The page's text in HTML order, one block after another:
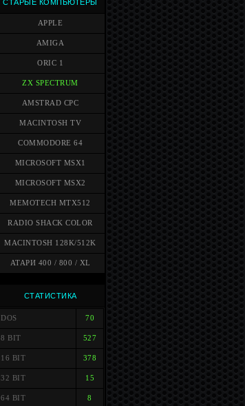
СТАРЫЕ КОМПЬЮТЕРЫ
APPLE
AMIGA
ORIC 1
ZX SPECTRUM
AMSTRAD CPC
MACINTOSH TV
COMMODORE 64
MICROSOFT MSX1
MICROSOFT MSX2
MEMOTECH MTX512
RADIO SHACK COLOR
MACINTOSH 128K/512K
АТАРИ 400 / 800 / XL
СТАТИСТИКА
DOS 70
8 BIT 527
16 BIT 378
32 BIT 15
64 BIT 8